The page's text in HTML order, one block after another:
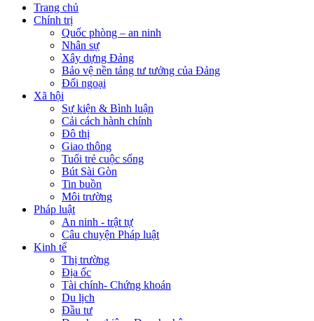
Trang chủ
Chính trị
Quốc phòng – an ninh
Nhân sự
Xây dựng Đảng
Bảo vệ nền tảng tư tưởng của Đảng
Đối ngoại
Xã hội
Sự kiện & Bình luận
Cải cách hành chính
Đô thị
Giao thông
Tuổi trẻ cuộc sống
Bút Sài Gòn
Tin buồn
Môi trường
Pháp luật
An ninh - trật tự
Câu chuyện Pháp luật
Kinh tế
Thị trường
Địa ốc
Tài chính- Chứng khoán
Du lịch
Đầu tư